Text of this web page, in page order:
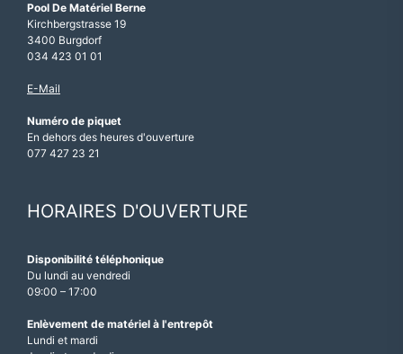
Pool De Matériel Berne
Kirchbergstrasse 19
3400 Burgdorf
034 423 01 01
E-Mail
Numéro de piquet
En dehors des heures d'ouverture
077 427 23 21
HORAIRES D'OUVERTURE
Disponibilité téléphonique
Du lundi au vendredi
09:00 – 17:00
Enlèvement de matériel à l'entrepôt
Lundi et mardi